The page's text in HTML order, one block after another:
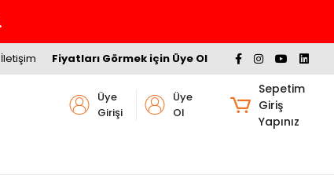
Fiyatları Görmek için Üye Ol
İletişim
Üye
Girişi
Üye
Ol
Sepetim
Giriş
Yapınız